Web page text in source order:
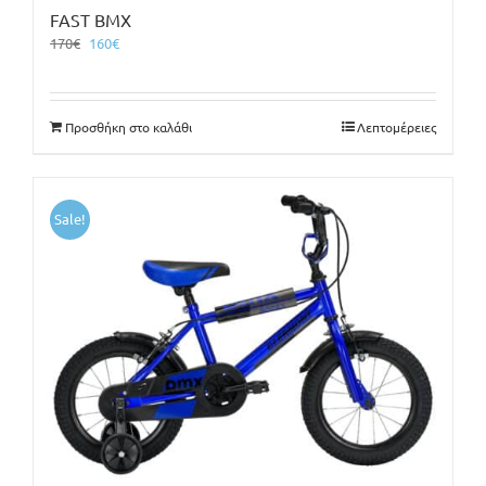
FAST BMX
170€ Original
170€.
160€Η
είναι:
160€.
Προσθήκη στο καλάθι Λεπτομέρειες
Sale!